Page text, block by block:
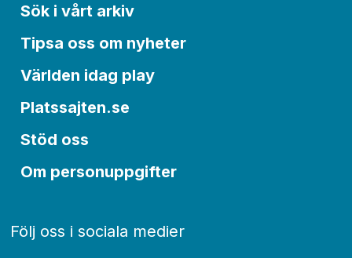
Sök i vårt arkiv
Tipsa oss om nyheter
Världen idag play
Platssajten.se
Stöd oss
Om personuppgifter
Följ oss i sociala medier